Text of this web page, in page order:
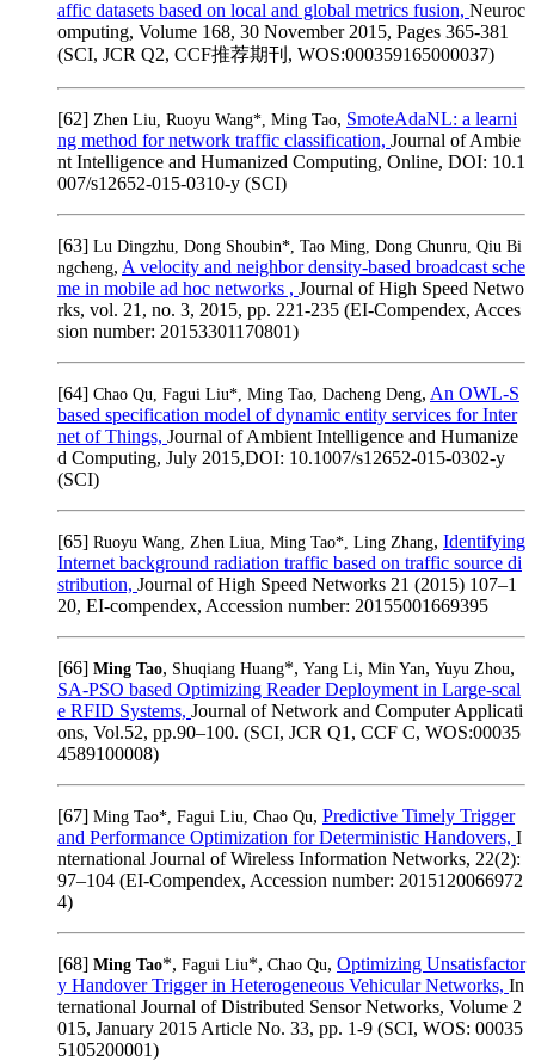
affic datasets based on local and global metrics fusion, Neuroc
omputing, Volume 168, 30 November 2015, Pages 365-381
(SCI, JCR Q2, CCF推荐期刊, WOS:000359165000037)
[62] Zhen Liu, Ruoyu Wang*, Ming Tao, SmoteAdaNL: a learni
ng method for network traffic classification, Journal of Ambie
nt Intelligence and Humanized Computing, Online, DOI: 10.1
007/s12652-015-0310-y (SCI)
[63] Lu Dingzhu, Dong Shoubin*, Tao Ming, Dong Chunru, Qiu Bi
ngcheng, A velocity and neighbor density-based broadcast sche
me in mobile ad hoc networks , Journal of High Speed Netwo
rks, vol. 21, no. 3, 2015, pp. 221-235 (EI-Compendex, Acces
sion number: 20153301170801)
[64] Chao Qu, Fagui Liu*, Ming Tao, Dacheng Deng, An OWL-S
based specification model of dynamic entity services for Inter
net of Things, Journal of Ambient Intelligence and Humanize
d Computing, July 2015,DOI: 10.1007/s12652-015-0302-y
(SCI)
[65] Ruoyu Wang, Zhen Liua, Ming Tao*, Ling Zhang, Identifying
Internet background radiation traffic based on traffic source di
stribution, Journal of High Speed Networks 21 (2015) 107–1
20, EI-compendex, Accession number: 20155001669395
[66] Ming Tao, Shuqiang Huang*, Yang Li, Min Yan, Yuyu Zhou,
SA-PSO based Optimizing Reader Deployment in Large-scal
e RFID Systems, Journal of Network and Computer Applicati
ons, Vol.52, pp.90–100. (SCI, JCR Q1, CCF C, WOS:00035
4589100008)
[67] Ming Tao*, Fagui Liu, Chao Qu, Predictive Timely Trigger
and Performance Optimization for Deterministic Handovers, I
nternational Journal of Wireless Information Networks, 22(2):
97–104 (EI-Compendex, Accession number: 2015120066972
4)
[68] Ming Tao*, Fagui Liu*, Chao Qu, Optimizing Unsatisfactor
y Handover Trigger in Heterogeneous Vehicular Networks, In
ternational Journal of Distributed Sensor Networks, Volume 2
015, January 2015 Article No. 33, pp. 1-9 (SCI, WOS: 00035
5105200001)